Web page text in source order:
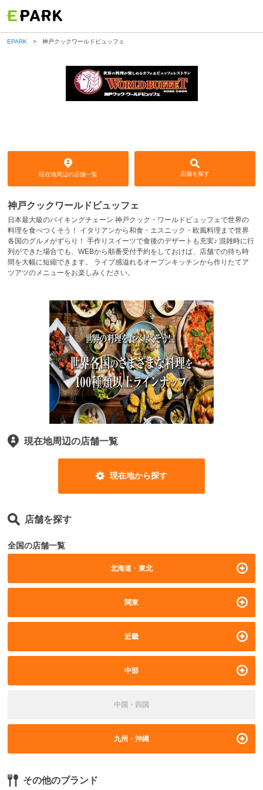
EPARK 神戸クックワールドビュッフェ
現在地周辺の店舗一覧 店舗を探す
神戸クックワールドビュッフェ
日本最大級のバイキングチェーン 神戸クック・ワールドビュッフェで世界の
料理を食べつくそう！ イタリアンから和食・エスニック・欧風料理まで世界
各国のグルメがずらり！ 手作りスイーツで食後のデザートも充実♪ 混雑時に行
列ができた場合でも、WEBから順番受付予約をしておけば、店舗での待ち時
間を大幅に短縮できます。 ライブ感溢れるオープンキッチンから作りたてア
ツアツのメニューをお楽しみください。
現在地周辺の店舗一覧
現在地から探す
店舗を探す
全国の店舗一覧
北海道・東北
関東
近畿
中部
中国・四国
九州・沖縄
その他のブランド